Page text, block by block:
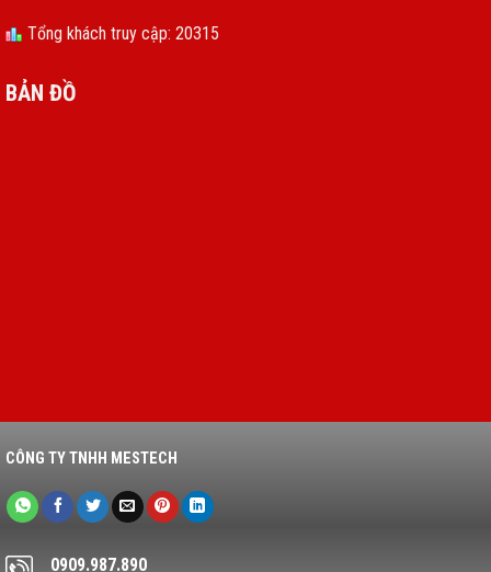
Tổng khách truy cập: 20315
BẢN ĐỒ
CÔNG TY TNHH MESTECH
0909.987.890